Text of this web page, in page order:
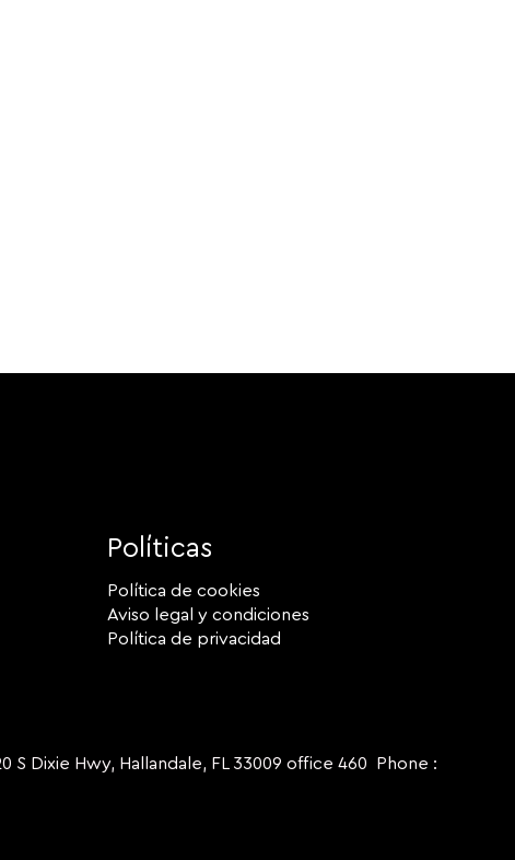
Políticas
Política de cookies
Aviso legal y condiciones
Política de privacidad
Dixie Hwy, Hallandale, FL 33009 office 460 Phone :